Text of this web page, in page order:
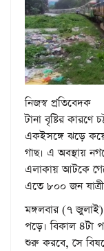
নিজস্ব প্রতিবেদক
টানা বৃষ্টির কারণে
একইসঙ্গে ঝড়ে
গাছ। এ অবস্থায়
এলাকায় আটকে
এতে ৮০০ জন
মঙ্গলবার (৭
পড়ে। বিকাল ৪টা
শুরু করবে, সে